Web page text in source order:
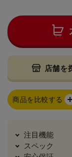
店舗を
商品を比較する
注目機能
スペック